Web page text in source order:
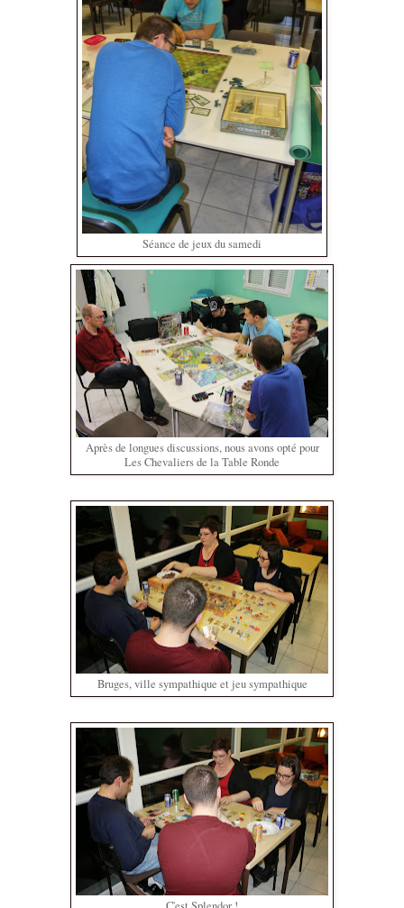
Séance de jeux du samedi
Après de longues discussions, nous avons opté pour
Les Chevaliers de la Table Ronde
Bruges, ville sympathique et jeu sympathique